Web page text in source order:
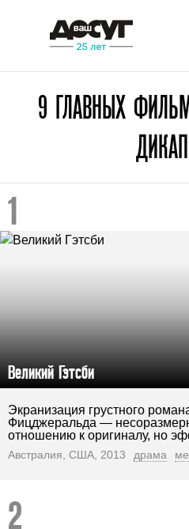
9 ГЛАВНЫХ
Великий Гэтсби
Экранизация грустного
Фицджеральда —
отношению к оригиналу, но
Австралия, США, 2013 драма